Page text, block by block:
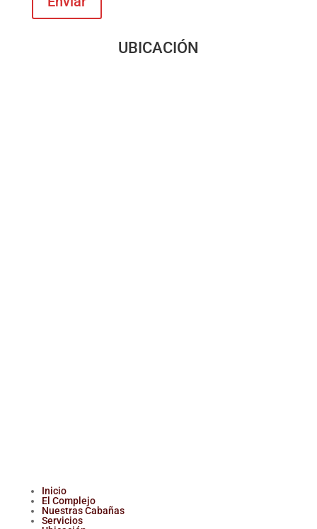
UBICACIÓN
Inicio
El Complejo
Nuestras Cabañas
Servicios